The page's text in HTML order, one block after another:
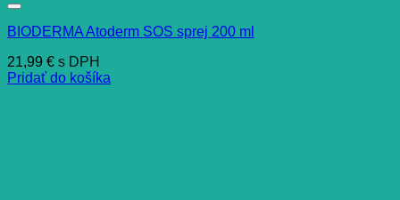
BIODERMA Atoderm SOS sprej 200 ml
21,99 € s DPH
Pridať do košíka